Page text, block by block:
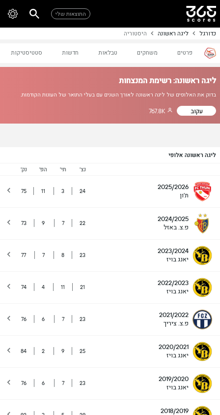
התוצאות שלי
כדורגל ליגה ראשונה היסטוריה
פרטים משחקים טבלאות חדשות סטטיסטיקות
ליגה ראשונה: רשימת המנצחות
בדוק את האלופים של ליגה ראשונה לאורך השנים עם בעלי התואר של העונות הקודמות.
עקוב 767.8K
ליגה ראשונה אלופי
נצ' תי' הפ' נק'
2025/2026
ת'ון
24
3
11
75
2024/2025
פ.צ. באזל
22
7
9
73
2023/2024
יאנג בויז
23
8
7
77
2022/2023
יאנג בויז
21
11
4
74
2021/2022
פ.צ. ציריך
23
7
6
76
2020/2021
יאנג בויז
25
9
2
84
2019/2020
יאנג בויז
23
7
6
76
2018/2019